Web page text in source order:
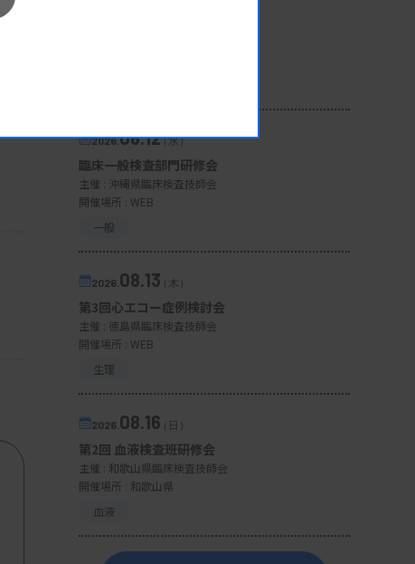
2026.08.12（水）
臨床一般検査部門研修会
主催 : 沖縄県臨床検査技師会
開催場所 : WEB
一般
2026. 08.13（木）
第3回心エコー症例検討会
主催 : 徳島県臨床検査技師会
開催場所 : WEB
生理
2026. 08.16（日）
第2回 血液検査班研修会
主催 : 和歌山県臨床検査技師会
開催場所 : 和歌山県
血液